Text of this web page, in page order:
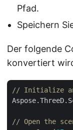
Pfad.
Speichern
Der folgende
konvertiert
// Initialize an
// Open the